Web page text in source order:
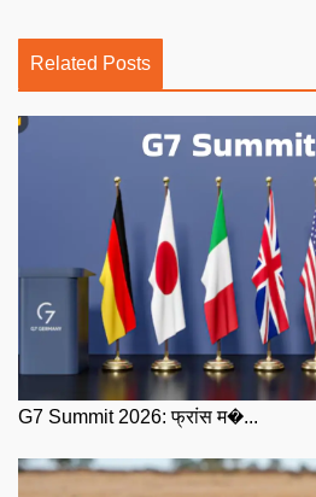
Related Posts
G7 Summit 2026: फ्रांस म�...